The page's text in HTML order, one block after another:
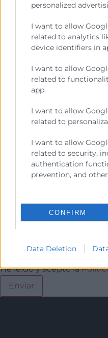
personalized
I want to allow
related to analytics
device identifiers in
I want to allow
related to
app.
I want to allow
related to
I want to allow
related to security,
authentication
prevention, and
CONFIRM
Data Deletion
Contacto
963 103 903 / 963
He leído y acepto la